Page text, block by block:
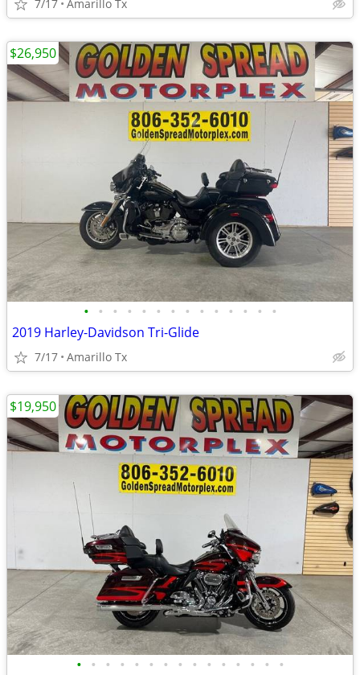
7/17 Amarillo Tx
• • • • • • • • • • • • • •
2019 Harley-Davidson Tri-Glide
7/17 Amarillo Tx
$26,950
• • • • • • • • • • • • • • •
$19,950